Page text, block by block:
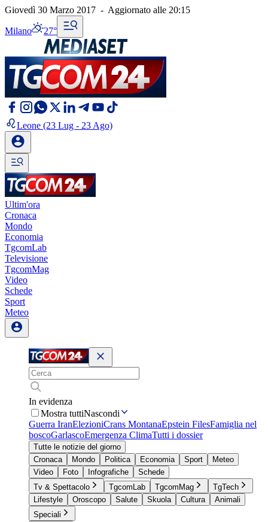
Giovedì 30 Marzo 2017 - Aggiornato alle 20:15
Milano 27°
Leone (23 Lug - 23 Ago)
Ultim'ora
Cronaca
Mondo
Economia
TgcomLab
Televisione
TgcomMag
Video
Schede
Sport
Meteo
In evidenza
Mostra tuttiNascondi
Guerra IranElezioniCrans MontanaEpstein FilesFamiglia nel
boscoGarlascoEmergenza ClimaTutti i dossier
Tutte le notizie del giorno
Cronaca
Mondo Politica Economia Sport
Meteo
Video
Foto Infografiche
Schede
Tv & Spettacolo
TgcomLab TgcomMag
TgTech
Lifestyle
Oroscopo Salute Skuola Cultura
Animali
Speciali